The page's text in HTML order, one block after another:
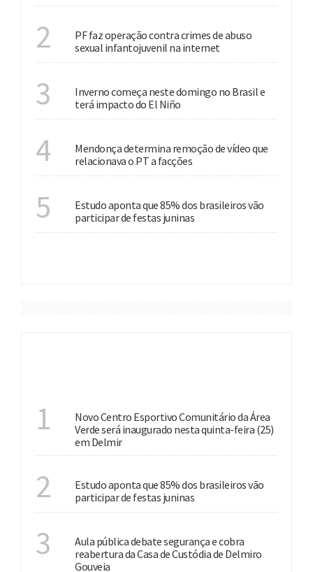
2
PF faz operação contra crimes de abuso
sexual infantojuvenil na internet
3
Inverno começa neste domingo no Brasil e
terá impacto do El Niño
4
Mendonça determina remoção de vídeo que
relacionava o PT a facções
5
Estudo aponta que 85% dos brasileiros vão
participar de festas juninas
1
Novo Centro Esportivo Comunitário da Área
Verde será inaugurado nesta quinta-feira (25)
em Delmir
2
Estudo aponta que 85% dos brasileiros vão
participar de festas juninas
3
Aula pública debate segurança e cobra
reabertura da Casa de Custódia de Delmiro
Gouveia